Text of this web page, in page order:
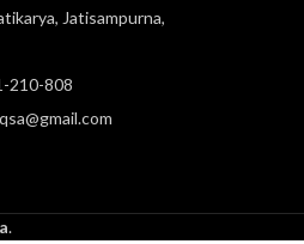
Jatisampurna,
210-808‬
.